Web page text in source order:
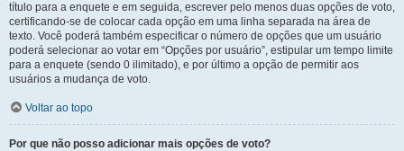
título para a enquete e em seguida, escrever pelo menos duas opções de voto,
certificando-se de colocar cada opção em uma linha separada na área de
texto. Você poderá também especificar o número de opções que um usuário
poderá selecionar ao votar em “Opções por usuário”, estipular um tempo limite
para a enquete (sendo 0 ilimitado), e por último a opção de permitir aos
usuários a mudança de voto.
Voltar ao topo
Por que não posso adicionar mais opções de voto?